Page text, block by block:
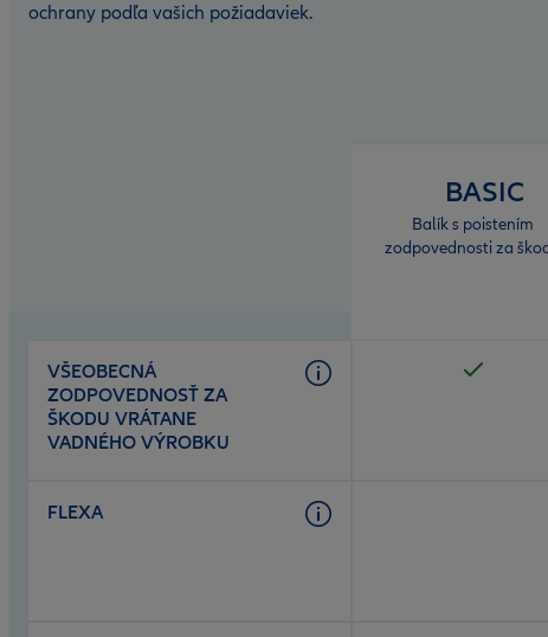
ochrany podľa vašich požiadaviek.
BASIC
Balík s poistením
zodpovednosti za
VŠEOBECNÁ
ZODPOVEDNOSŤ ZA
ŠKODU VRÁTANE
VADNÉHO VÝROBKU
FLEXA